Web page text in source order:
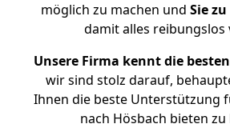
möglich zu machen und Sie
damit alles reibungslos
Unsere Firma kennt die
wir sind stolz darauf,
Ihnen die beste Unterstützung
nach Hösbach bieten